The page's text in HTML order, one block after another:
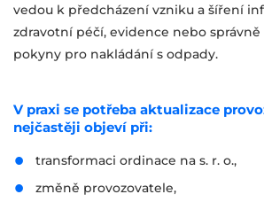
vedou k předcházení vzniku a šíření
zdravotní péčí, evidence nebo správně
pokyny pro nakládání s odpady.
V praxi se potřeba aktualizace
nejčastěji objeví při:
transformaci ordinace na s. r. o.,
změně provozovatele,